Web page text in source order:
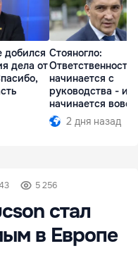
добился
дела от
Стояногло:
Ответственность
начинается с
руководства -
начинается вовсе
2 дня назад
5 256
стал
в Европе